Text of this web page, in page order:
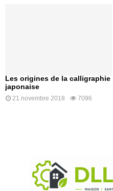
Les origines de la calligraphie
japonaise
21 novembre 2018 7096